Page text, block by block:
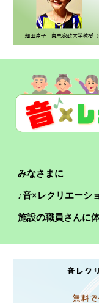
みなさまに
♪音×レクリエーシ
施設の職員さんに